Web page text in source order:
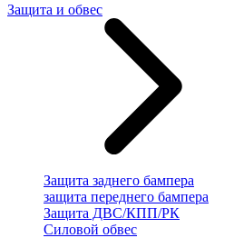
Защита и обвес
Защита заднего бампера
защита переднего бампера
Защита ДВС/КПП/РК
Силовой обвес